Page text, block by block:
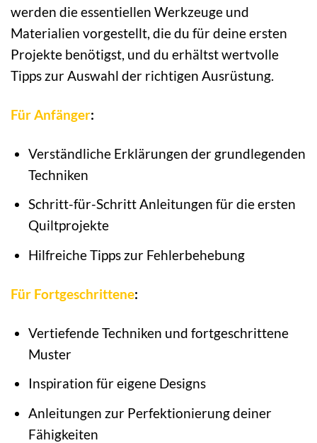
werden die essentiellen Werkzeuge und
Materialien vorgestellt, die du für deine ersten
Projekte benötigst, und du erhältst wertvolle
Tipps zur Auswahl der richtigen Ausrüstung.
Für Anfänger:
Verständliche Erklärungen der grundlegenden
Techniken
Schritt-für-Schritt Anleitungen für die ersten
Quiltprojekte
Hilfreiche Tipps zur Fehlerbehebung
Für Fortgeschrittene:
Vertiefende Techniken und fortgeschrittene
Muster
Inspiration für eigene Designs
Anleitungen zur Perfektionierung deiner
Fähigkeiten